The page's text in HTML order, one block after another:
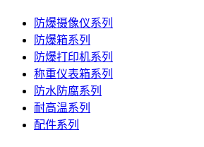
防爆摄像仪系列
防爆箱系列
防爆打印机系列
称重仪表箱系列
防水防腐系列
耐高温系列
配件系列